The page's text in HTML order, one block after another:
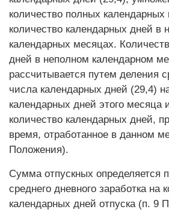
количество полных
количество календарных дней в
календарных месяцах.
дней в неполном календарном
рассчитывается путем деления
числа календарных дней (29,4)
календарных дней этого месяца
количество календарных дней,
время, отработанное в данном
Положения).
Сумма отпускных определяется
среднего дневного заработка на
календарных дней отпуска (п. 9